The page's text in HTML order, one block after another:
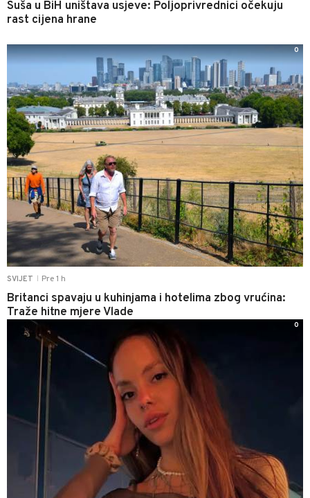
Suša u BiH uništava usjeve: Poljoprivrednici očekuju
rast cijena hrane
SVIJET Pre 1 h
Britanci spavaju u kuhinjama i hotelima zbog vrućina:
Traže hitne mjere Vlade
0
0